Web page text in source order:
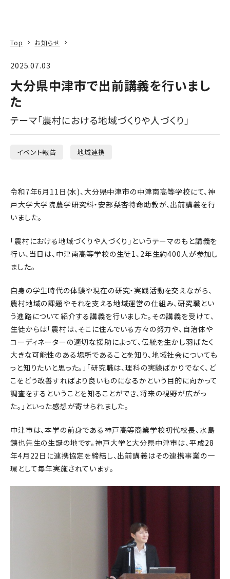
Top お知らせ
2025.07.03
大分県中津市で出前講義を行いまし
た
テーマ「農村における地域づくりや人づくり」
イベント報告 地域連携
令和7年6月11日(水)、大分県中津市の中津南高等学校にて、神
戸大学大学院農学研究科・安部梨杏特命助教が、出前講義を行
いました。
「農村における地域づくりや人づくり」というテーマのもと講義を
行い、当日は、中津南高等学校の生徒1、2年生約400人が参加し
ました。
自身の学生時代の体験や現在の研究・実践活動を交えながら、
農村地域の課題やそれを支える地域運営の仕組み、研究職とい
う進路について紹介する講義を行いました。その講義を受けて、
生徒からは「農村は、そこに住んでいる方々の努力や、自治体や
コーディネーターの適切な援助によって、伝統を生かし羽ばたく
大きな可能性のある場所であることを知り、地域社会についても
っと知りたいと思った。」「研究職は、理科の実験ばかりでなく、ど
こをどう改善すればより良いものになるかという目的に向かって
調査をするということを知ることができ、将来の視野が広がっ
た。」といった感想が寄せられました。
中津市は、本学の前身である神戸高等商業学校初代校長、水島
銕也先生の生誕の地です。神戸大学と大分県中津市は、平成28
年4月22日に連携協定を締結し、出前講義はその連携事業の一
環として毎年実施されています。